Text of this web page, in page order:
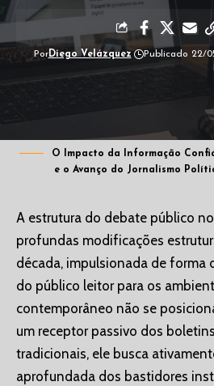
PorDiego Velázquez Publicado 22/
O Impacto da Informação
e o Avanço do Jornalismo
A estrutura do debate público
profundas modificações
década, impulsionada de forma
do público leitor para os
contemporâneo não se
um receptor passivo dos
tradicionais, ele busca
aprofundada dos bastidores